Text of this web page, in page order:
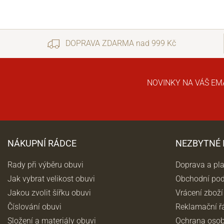
DOPRAVA ZDARMA nad 999 Kč
NOVINKY NA VÁŠ
NÁKUPNÍ RÁDCE
Rady při výběru obuvi
Jak vybrat velikost obuvi
Jakou zvolit šířku obuvi
Číslování obuvi
Složení a materiály obuvi
NEZBYTNÉ
Doprava a
Obchodní
Vrácení zboží
Reklamační
Ochrana